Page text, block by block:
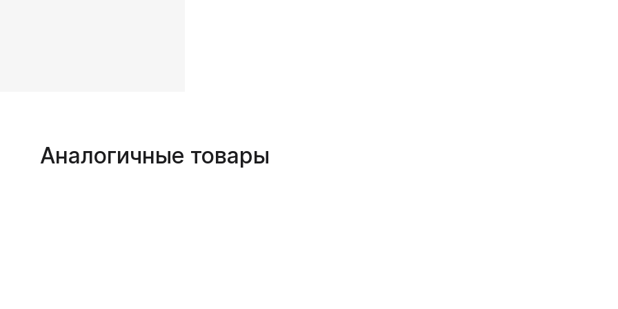
Аналогичные товары